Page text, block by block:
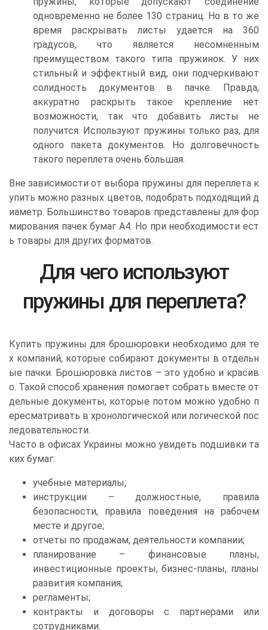
одновременно не более 130 страниц. Но в то же
время раскрывать листы удается на 360
градусов, что является несомненным
преимуществом такого типа пружинок. У них
стильный и эффектный вид, они подчеркивают
солидность документов в пачке. Правда,
аккуратно раскрыть такое крепление нет
возможности, так что добавить листы не
получится. Используют пружины только раз, для
одного пакета документов. Но долговечность
такого переплета очень большая.
Вне зависимости от выбора пружины для переплета к
упить можно разных цветов, подобрать подходящий д
иаметр. Большинство товаров представлены для фор
мирования пачек бумаг А4. Но при необходимости ест
ь товары для других форматов.
Для чего используют
пружины для переплета?
Купить пружины для брошюровки необходимо для те
х компаний, которые собирают документы в отдельн
ые пачки. Брошюровка листов – это удобно и красив
о. Такой способ хранения помогает собрать вместе от
дельные документы, которые потом можно удобно п
ересматривать в хронологической или логической пос
ледовательности.
Часто в офисах Украины можно увидеть подшивки та
ких бумаг:
учебные материалы;
инструкции – должностные, правила
безопасности, правила поведения на рабочем
месте и другое;
отчеты по продажам, деятельности компании;
планирование – финансовые планы,
инвестиционные проекты, бизнес-планы, планы
развития компания;
регламенты;
контракты и договоры с партнерами или
сотрудниками.